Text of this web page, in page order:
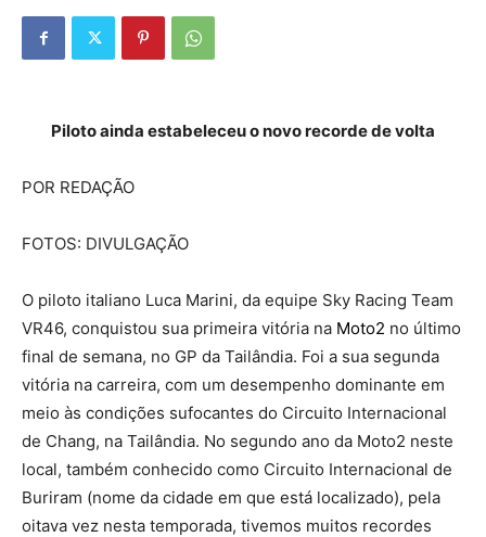
Piloto ainda estabeleceu o novo recorde de volta
POR REDAÇÃO
FOTOS: DIVULGAÇÃO
O piloto italiano Luca Marini, da equipe Sky Racing Team
VR46, conquistou sua primeira vitória na Moto2 no último
final de semana, no GP da Tailândia. Foi a sua segunda
vitória na carreira, com um desempenho dominante em
meio às condições sufocantes do Circuito Internacional
de Chang, na Tailândia. No segundo ano da Moto2 neste
local, também conhecido como Circuito Internacional de
Buriram (nome da cidade em que está localizado), pela
oitava vez nesta temporada, tivemos muitos recordes